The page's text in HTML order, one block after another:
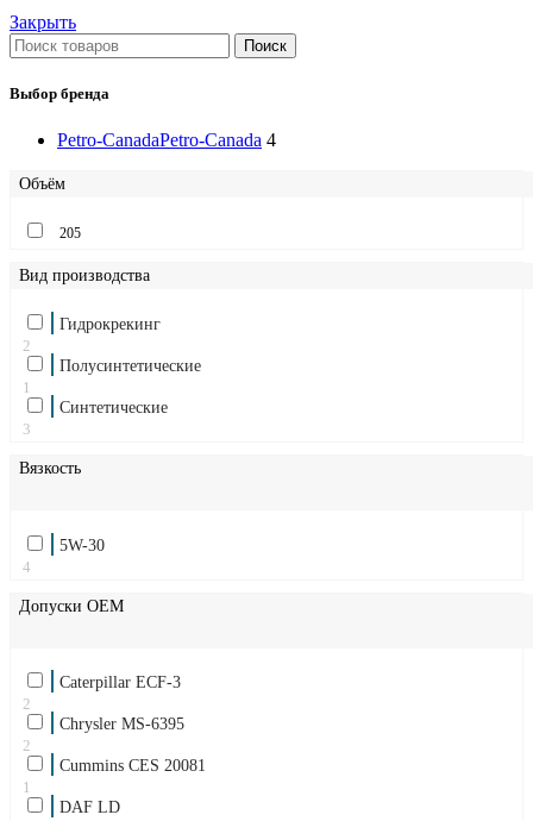
Закрыть
Поиск
Выбор бренда
Petro-CanadaPetro-Canada 4
Объём
205
Вид производства
Гидрокрекинг
2
Полусинтетические
1
Синтетические
3
Вязкость
5W-30
4
Допуски OEM
Caterpillar ECF-3
2
Chrysler MS-6395
2
Cummins CES 20081
1
DAF LD